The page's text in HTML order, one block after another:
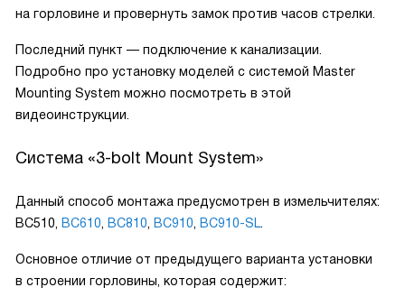
на горловине и провернуть замок против часов стрелки.
Последний пункт — подключение к канализации.
Подробно про установку моделей с системой Master
Mounting System можно посмотреть в этой
видеоинструкции.
Система «3-bolt Mount System»
Данный способ монтажа предусмотрен в измельчителях:
BC510,
BC610 BC810 BC910 BC910-SL
Основное отличие от предыдущего варианта установки
в строении горловины, которая содержит: